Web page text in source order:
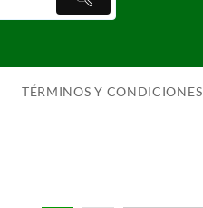
TÉRMINOS Y CONDICIONES